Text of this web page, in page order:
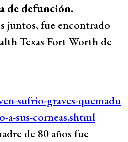
de defunción.
juntos, fue encontrado
Texas Fort Worth de
de 80 años fue